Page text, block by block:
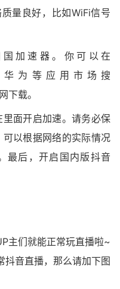
量良好，比如WiFi信号
国加速器。你可以在
华为等应用市场搜
下载。
面开启加速。请务必保
以根据网络的实际情况
最后，开启国内版抖音
主们就能正常玩直播啦~
抖音直播，那么请加下图